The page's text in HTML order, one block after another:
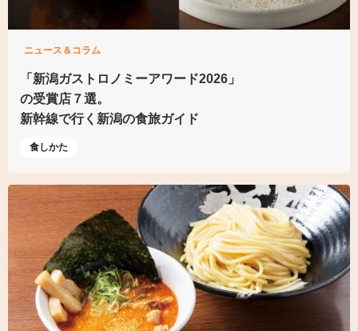
ニュース＆コラム
「新潟ガストロノミーアワード2026」
の受賞店７選。
新幹線で行く新潟の食旅ガイド
食しかた